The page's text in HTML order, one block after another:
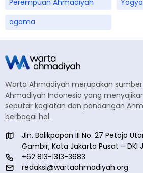
Perempuan Ahmadiyah
agama
Warta Ahmadiyah merupakan
Ahmadiyah Indonesia yang
seputar kegiatan dan pandangan
berbagai hal.
Jln. Balikpapan III No. 27 Petojo
Gambir, Kota Jakarta Pusat – DKI
+62 813-1313-3683
redaksi@wartaahmadiyah.org